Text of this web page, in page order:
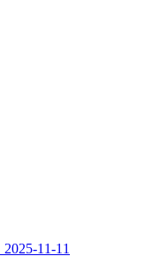
2025-11-11